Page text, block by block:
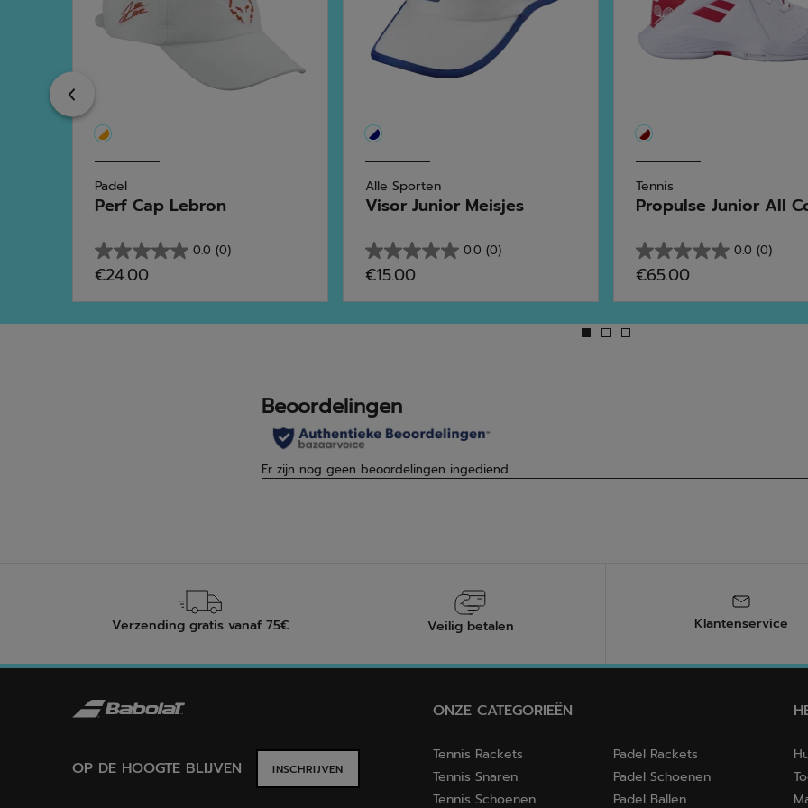
Padel
Perf Cap Lebron
0.0 (0)
0.0
van
de
5
€24.00
Alle Sporten
Visor Junior Meisjes
0.0 (0)
0.0
van
de
5
€15.00
Tennis
Propulse Junior All
0.0 (0)
0.0
van
de
5
€65.00
Verzending gratis vanaf 75€ Veilig betalen Klantenservice
OP DE HOOGTE BLIJVEN INSCHRIJVEN
ONZE CATEGORIEËN
Tennis Rackets
Tennis Snaren
Tennis Schoenen
Padel Rackets
Padel Schoenen
Padel Ballen